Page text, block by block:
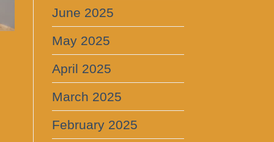
June 2025
May 2025
April 2025
March 2025
February 2025